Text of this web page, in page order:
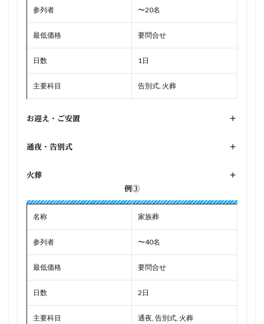
参列者 〜20名
最低価格 要問合せ
日数 1日
主要科目 告別式, 火葬
お迎え・ご安置 +
通夜・告別式 +
火葬
+
例③
名称 家族葬
参列者 〜40名
最低価格 要問合せ
日数 2日
主要科目 通夜, 告別式, 火葬